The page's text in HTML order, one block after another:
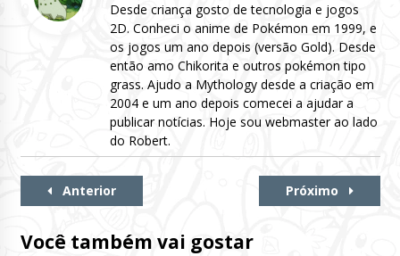
Desde criança gosto de tecnologia e jogos
2D. Conheci o anime de Pokémon em 1999, e
os jogos um ano depois (versão Gold). Desde
então amo Chikorita e outros pokémon tipo
grass. Ajudo a Mythology desde a criação em
2004 e um ano depois comecei a ajudar a
publicar notícias. Hoje sou webmaster ao lado
do Robert.
Continue
Anterior Próximo
Você também vai gostar